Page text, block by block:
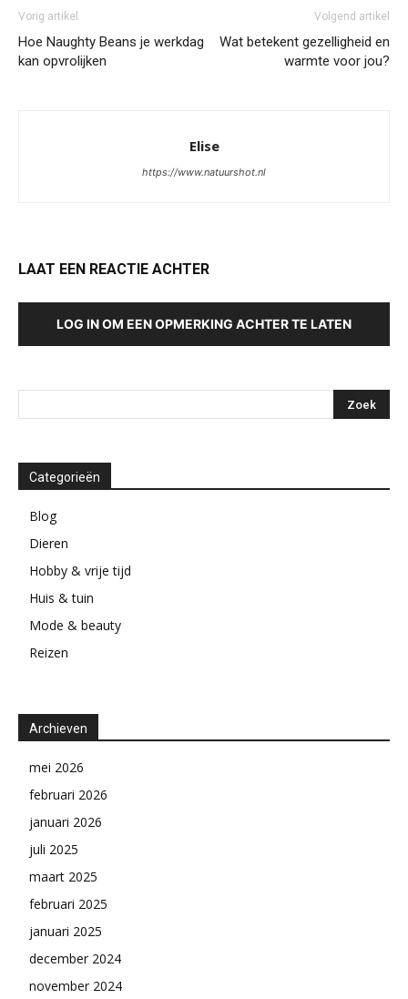
Vorig artikel
Hoe Naughty Beans je werkdag
kan opvrolijken
Volgend artikel
Wat betekent gezelligheid en
warmte voor jou?
Elise
https://www.natuurshot.nl
LAAT EEN REACTIE ACHTER
LOG IN OM EEN OPMERKING ACHTER TE LATEN
Categorieën
Blog
Dieren
Hobby & vrije tijd
Huis & tuin
Mode & beauty
Reizen
Archieven
mei 2026
februari 2026
januari 2026
juli 2025
maart 2025
februari 2025
januari 2025
december 2024
november 2024